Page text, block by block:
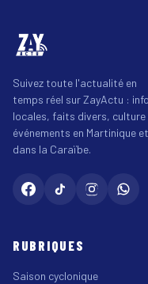
Suivez toute l'actualité en
temps réel sur ZayActu :
locales, faits divers, culture
événements en Martinique et
dans la Caraïbe.
RUBRIQUES
Saison cyclonique